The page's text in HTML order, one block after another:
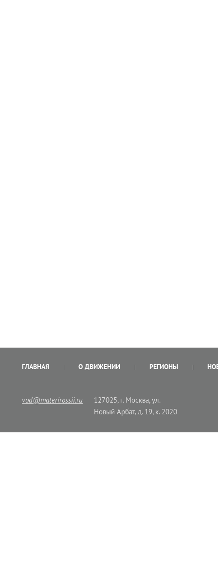
ГЛАВНАЯ О ДВИЖЕНИИ РЕГИОНЫ
vod@materirossii.ru
127025, г. Москва, ул.
Новый Арбат, д. 19, к. 2020